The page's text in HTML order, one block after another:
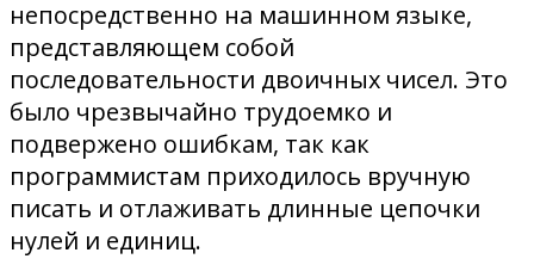
непосредственно на машинном языке,
представляющем собой
последовательности двоичных чисел. Это
было чрезвычайно трудоемко и
подвержено ошибкам, так как
программистам приходилось вручную
писать и отлаживать длинные цепочки
нулей и единиц.